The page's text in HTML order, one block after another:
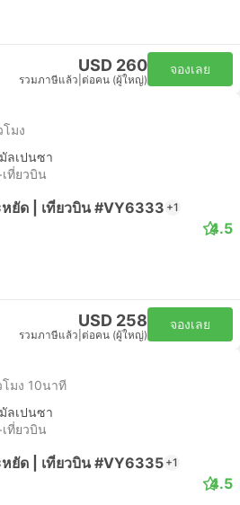
USD 260
รวมภาษีแล้ว ต่อคน (ผู้ใหญ่)
จองเลย
โมง
ลเปนซา
ที่ยวบิน
ยัด | เที่ยวบิน #VY6333 +1
4.5
USD 258
รวมภาษีแล้ว ต่อคน (ผู้ใหญ่)
จองเลย
โมง 10นาที
ลเปนซา
ที่ยวบิน
ยัด | เที่ยวบิน #VY6335 +1
4.5